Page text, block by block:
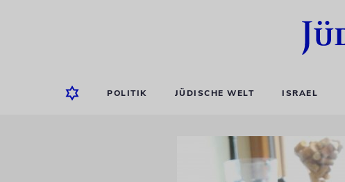
POLITIK JÜDISCHE WELT ISRAEL